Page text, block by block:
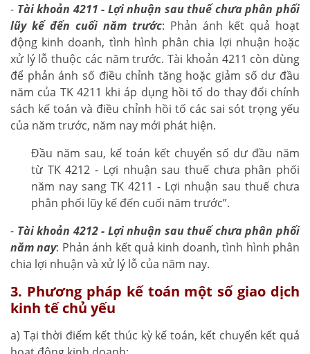
- Tài khoản 4211 - Lợi nhuận sau thuế chưa phân phối
lũy kế đến cuối năm trước: Phản ánh kết quả hoạt
động kinh doanh, tình hình phân chia lợi nhuận hoặc
xử lý lỗ thuộc các năm trước. Tài khoản 4211 còn dùng
để phản ánh số điều chỉnh tăng hoặc giảm số dư đầu
năm của TK 4211 khi áp dụng hồi tố do thay đổi chính
sách kế toán và điều chỉnh hồi tố các sai sót trọng yếu
của năm trước, năm nay mới phát hiện.
Đầu năm sau, kế toán kết chuyển số dư đầu năm
từ TK 4212 - Lợi nhuận sau thuế chưa phân phối
năm nay sang TK 4211 - Lợi nhuận sau thuế chưa
phân phối lũy kế đến cuối năm trước”.
- Tài khoản 4212 - Lợi nhuận sau thuế chưa phân phối
năm nay: Phản ánh kết quả kinh doanh, tình hình phân
chia lợi nhuận và xử lý lỗ của năm nay.
3. Phương pháp kế toán một số giao dịch
kinh tế chủ yếu
a) Tại thời điểm kết thúc kỳ kế toán, kết chuyển kết quả